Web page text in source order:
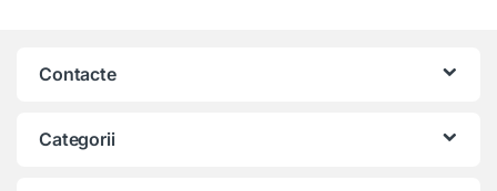
Contacte
Categorii